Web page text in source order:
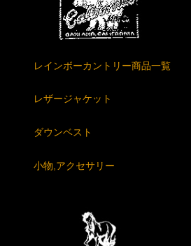
レインボーカントリー商品一覧
レザージャケット
ダウンベスト
小物,アクセサリー